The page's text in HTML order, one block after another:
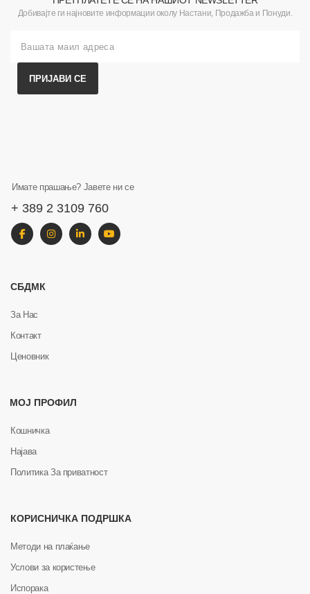
Добивајте ги најновите информации околу Настани, Продажба и Понуди.
ПРИЈАВИ СЕ
Имате прашање? Јавете ни се
+ 389 2 3109 760
СБДМК
За Нас
Контакт
Ценовник
МОЈ ПРОФИЛ
Кошничка
Најава
Политика За приватност
КОРИСНИЧКА ПОДРШКА
Методи на плаќање
Услови за користење
Испорака